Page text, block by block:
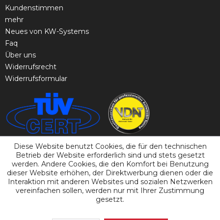
Kundenstimmen
mehr
Neues von KW-Systems
Faq
Über uns
Widerrufsrecht
Widerrufsformular
Diese Website benutzt Cookies, die für den technischen
Betrieb der Website erforderlich sind und stets gesetzt
werden. Andere Cookies, die den Komfort bei Benutzung
dieser Website erhöhen, der Direktwerbung dienen oder die
Interaktion mit anderen Websites und sozialen Netzwerken
vereinfachen sollen, werden nur mit Ihrer Zustimmung
gesetzt.